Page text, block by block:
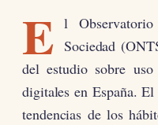
E l
Sociedad
del estudio sobre
digitales en España.
tendencias de los